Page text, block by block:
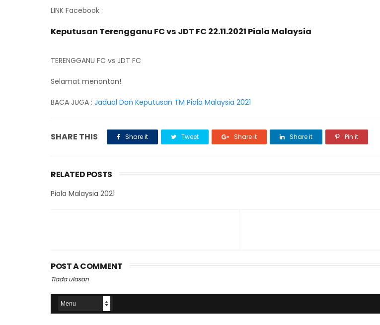
LINK Facebook :
Keputusan Terengganu FC vs JDT FC 22.11.2021 Piala Malaysia
TERENGGANU FC vs JDT FC
Selamat menonton!
BACA JUGA : Jadual Dan Keputusan TM Piala Malaysia 2021
SHARE THIS Share it Tweet Share it Share it Pin it
RELATED POSTS
Piala Malaysia 2021
POST A COMMENT
Tiada ulasan